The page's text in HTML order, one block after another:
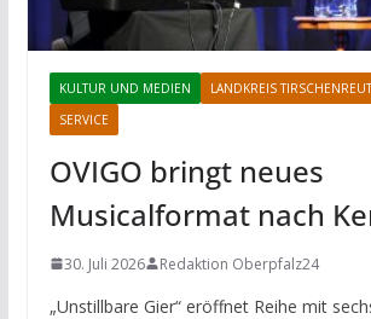
KULTUR UND MEDIEN LANDKREIS
SERVICE
OVIGO bringt neues
Musicalformat nach
30. Juli 2026 Redaktion Oberpfalz24
„Unstillbare Gier“ eröffnet Reihe mit